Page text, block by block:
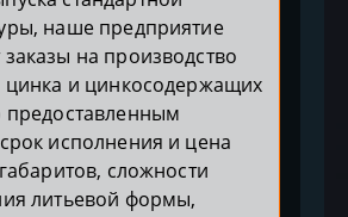
наше предприятие
на производство
цинка и цинкосодержащих
предоставленным
исполнения и цена
сложности
литьевой формы,